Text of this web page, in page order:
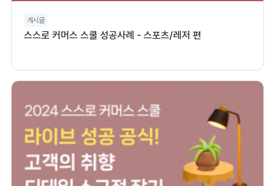
게시글
스스로 커머스 스쿨 성공사례 - 스포츠/레저 편